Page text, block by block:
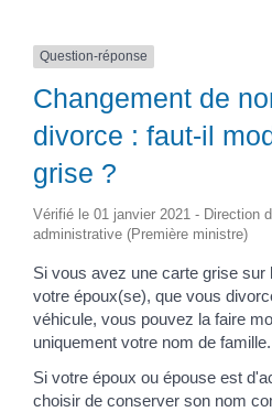
Question-réponse
Changement de
divorce : faut-il
grise ?
Vérifié le 01 janvier 2021 - Direction
administrative (Première ministre)
Si vous avez une carte grise sur
votre époux(se), que vous
véhicule, vous pouvez la faire
uniquement votre nom de famille.
Si votre époux ou épouse est
choisir de conserver son nom